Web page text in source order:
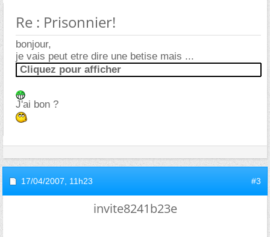
Re : Prisonnier!
bonjour,
je vais peut etre dire une betise mais ...
Cliquez pour afficher
J'ai bon ?
17/04/2007, 11h23 #3
invite8241b23e